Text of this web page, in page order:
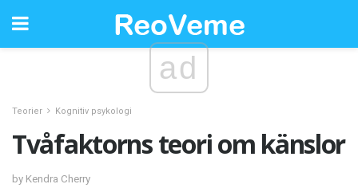
ad
Teorier Kognitiv psykologi
Tvåfaktorns teori om känslor
by Kendra Cherry